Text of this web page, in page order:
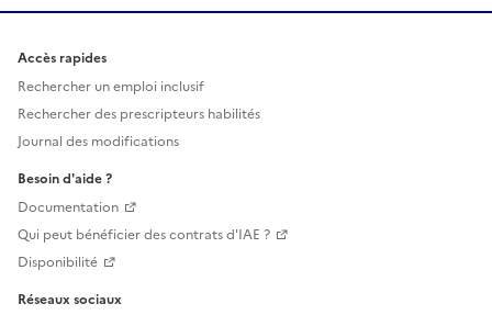
Accès rapides
Rechercher un emploi inclusif
Rechercher des prescripteurs habilités
Journal des modifications
Besoin d'aide ?
Documentation
Qui peut bénéficier des contrats d'IAE ?
Disponibilité
Réseaux sociaux